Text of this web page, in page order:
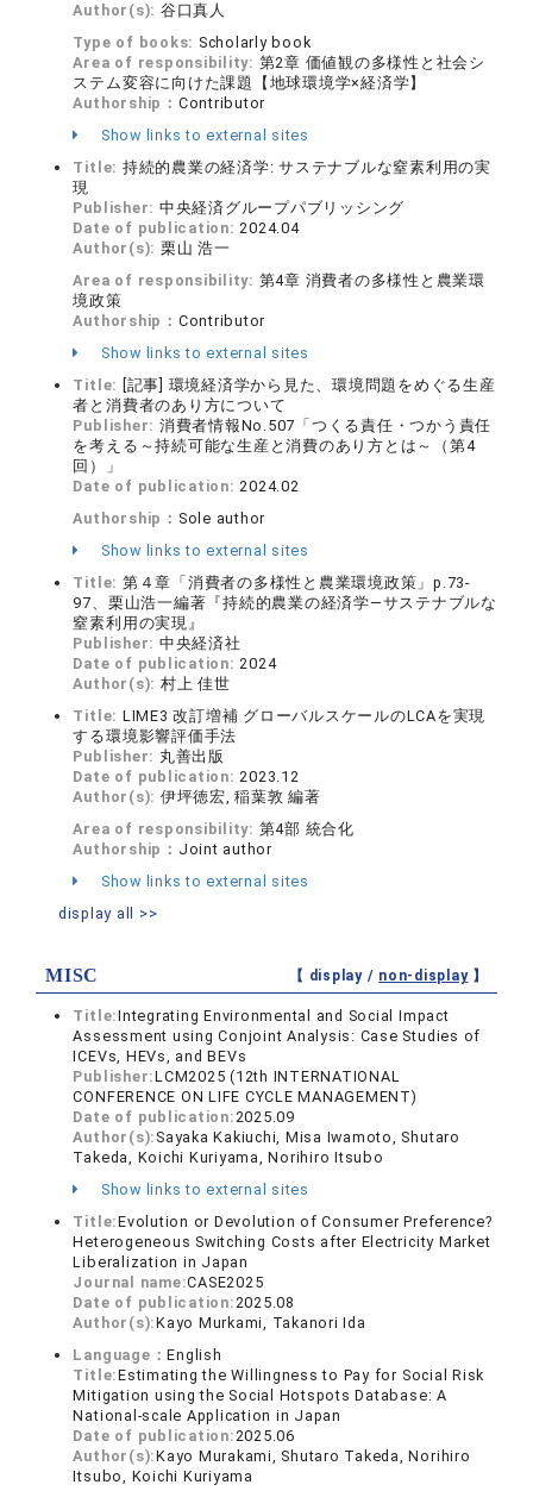
Author(s): 谷口真人
Type of books: Scholarly book
Area of responsibility: 第2章 価値観の多様性と社会シ
ステム変容に向けた課題【地球環境学×経済学】
Authorship： Contributor
Show links to external sites
Title: 持続的農業の経済学: サステナブルな窒素利用の実
現
Publisher: 中央経済グループパブリッシング
Date of publication:2024.04
Author(s): 栗山 浩一
Area of responsibility: 第4章 消費者の多様性と農業環
境政策
Authorship： Contributor
Show links to external sites
Title:
[記事] 環境経済学から見た、環境問題をめぐる生産
者と消費者のあり方について
Publisher: 消費者情報No.507「つくる責任・つかう責任
を考える～持続可能な生産と消費のあり方とは～（第4
回）」
Date of publication:2024.02
Authorship： Sole author
Show links to external sites
Title: 第４章「消費者の多様性と農業環境政策」p.73-
97、栗山浩一編著『持続的農業の経済学―サステナブルな
窒素利用の実現』
Publisher: 中央経済社
Date of publication:2024
Author(s): 村上 佳世
Title: LIME3 改訂増補 グローバルスケールのLCAを実現
する環境影響評価手法
Publisher: 丸善出版
Date of publication:2023.12
Author(s): 伊坪徳宏, 稲葉敦 編著
Area of responsibility: 第4部 統合化
Authorship： Joint author
Show links to external sites
display all >>
MISC 【 display / non-display】
Title:Integrating Environmental and Social Impact
Assessment using Conjoint Analysis: Case Studies of
ICEVs, HEVs, and BEVs
Publisher:LCM2025 (12th INTERNATIONAL
CONFERENCE ON LIFE CYCLE MANAGEMENT)
Date of publication:2025.09
Author(s): Sayaka Kakiuchi, Misa Iwamoto, Shutaro
Takeda, Koichi Kuriyama, Norihiro Itsubo
Show links to external sites
Title:Evolution or Devolution of Consumer Preference?
Heterogeneous Switching Costs after Electricity Market
Liberalization in Japan
Journal name:CASE2025
Date of publication:2025.08
Author(s):Kayo Murkami, Takanori Ida
Language：English
Title:Estimating the Willingness to Pay for Social Risk
Mitigation using the Social Hotspots Database: A
National-scale Application in Japan
Date of publication:2025.06
Author(s):Kayo Murakami, Shutaro Takeda, Norihiro
Itsubo, Koichi Kuriyama